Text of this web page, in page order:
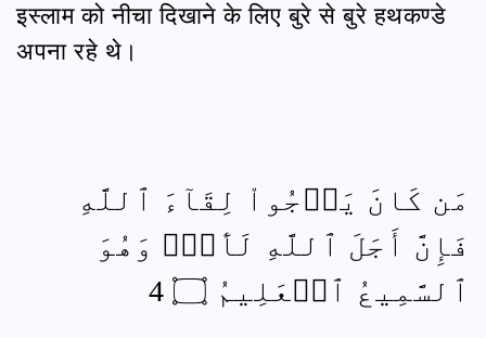
इस्लाम को नीचा दिखाने के लिए बुरे से बुरे हथकण्डे
अपना रहे थे।
مَن كَانَ يَرۡجُواْ لِقَآءَ ٱللَّهِ
فَإِنَّ أَجَلَ ٱللَّهِ لَأٓتٖۚ وَهُوَ
ٱلسَّمِيعُ ٱلۡعَلِيمُ ۝ 4